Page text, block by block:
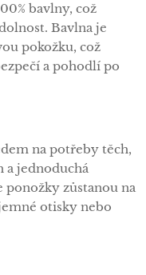
bavlny, což
Bavlna je
pokožku, což
a pohodlí po
na potřeby těch,
a jednoduchá
ponožky zůstanou na
otisky nebo